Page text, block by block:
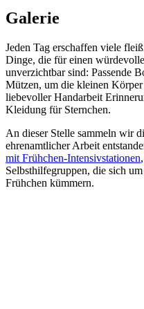
Galerie
Jeden Tag erschaffen viele
Dinge, die für einen
unverzichtbar sind: Passende
Mützen, um die kleinen Körper
liebevoller Handarbeit
Kleidung für Sternchen.
An dieser Stelle sammeln wir
ehrenamtlicher Arbeit
mit Frühchen-Intensivstationen
Selbsthilfegruppen, die sich
Frühchen kümmern.